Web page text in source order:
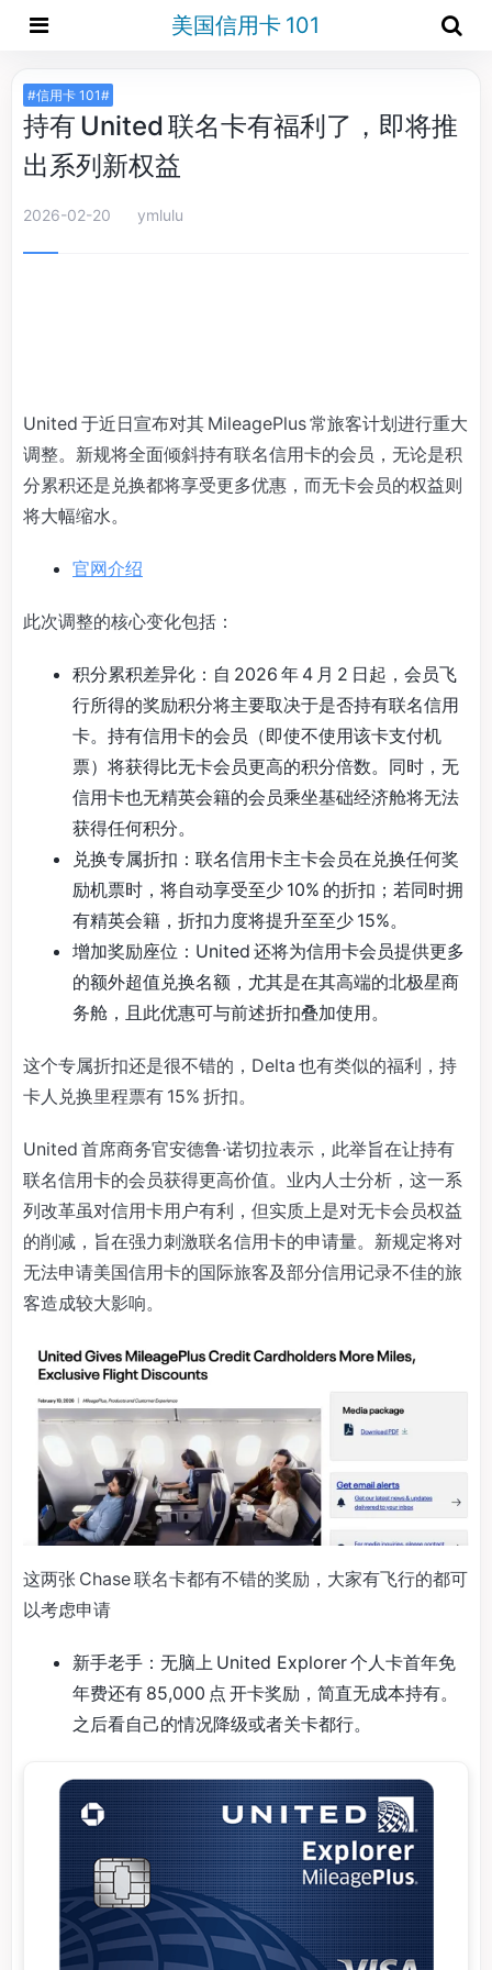
美国信用卡 101
#信用卡 101#
持有 United 联名卡有福利了，即将推
出系列新权益
2026-02-20 ymlulu
United 于近日宣布对其 MileagePlus 常旅客计划进行重大
调整。新规将全面倾斜持有联名信用卡的会员，无论是积
分累积还是兑换都将享受更多优惠，而无卡会员的权益则
将大幅缩水。
官网介绍
此次调整的核心变化包括：
积分累积差异化：自 2026 年 4 月 2 日起，会员飞
行所得的奖励积分将主要取决于是否持有联名信用
卡。持有信用卡的会员（即使不使用该卡支付机
票）将获得比无卡会员更高的积分倍数。同时，无
信用卡也无精英会籍的会员乘坐基础经济舱将无法
获得任何积分。
兑换专属折扣：联名信用卡主卡会员在兑换任何奖
励机票时，将自动享受至少 10% 的折扣；若同时拥
有精英会籍，折扣力度将提升至至少 15%。
增加奖励座位：United 还将为信用卡会员提供更多
的额外超值兑换名额，尤其是在其高端的北极星商
务舱，且此优惠可与前述折扣叠加使用。
这个专属折扣还是很不错的，Delta 也有类似的福利，持
卡人兑换里程票有 15% 折扣。
United 首席商务官安德鲁·诺切拉表示，此举旨在让持有
联名信用卡的会员获得更高价值。业内人士分析，这一系
列改革虽对信用卡用户有利，但实质上是对无卡会员权益
的削减，旨在强力刺激联名信用卡的申请量。新规定将对
无法申请美国信用卡的国际旅客及部分信用记录不佳的旅
客造成较大影响。
这两张 Chase 联名卡都有不错的奖励，大家有飞行的都可
以考虑申请
新手老手：无脑上 United Explorer 个人卡首年免
年费还有 85,000 点 开卡奖励，简直无成本持有。
之后看自己的情况降级或者关卡都行。